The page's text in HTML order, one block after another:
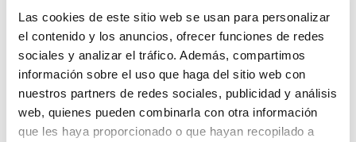
Las cookies de este sitio web se usan para personalizar
el contenido y los anuncios, ofrecer funciones de redes
sociales y analizar el tráfico. Además, compartimos
información sobre el uso que haga del sitio web con
nuestros partners de redes sociales, publicidad y análisis
web, quienes pueden combinarla con otra información
que les haya proporcionado o que hayan recopilado a
líquido refrigerante. La circulación del agua se
produce con base en el principio del termosifón.
Provistos de conexión con agujero de ½" BSP.
FUNCIONES DISTINTIVAS